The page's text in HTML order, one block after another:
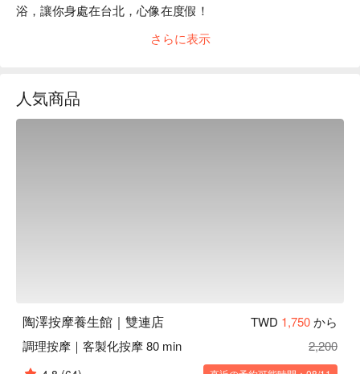
浴，讓你身處在台北，心像在度假！
陶澤按摩養生館 雙連店服務：調理按摩
剖學概念為核心，真正有感的放鬆手法，加上嚴格選用本國技
師，按摩過程中可以自在調整力道以及師傅解說正確肌肉使用
さらに表示
人気商品
陶澤按摩養生館｜雙連店 TWD 1,750から
調理按摩｜客製化按摩 80 min
2,200